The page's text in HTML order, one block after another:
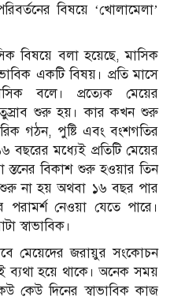
বিষয়ে ‘খোলামেলা’
বিষয়ে বলা হয়েছে, মাসিক
একটি বিষয়। প্রতি মাসে
বলে। প্রত্যেক মেয়ের
শুরু হয়। কার কখন শুরু
গঠন, পুষ্টি এবং বংশগতির
বছরের মধ্যেই প্রতিটি মেয়ের
বিকাশ শুরু হওয়ার তিন
শুরু না হয় অথবা ১৬ বছর পার
পরামর্শ নেওয়া যেতে পারে।
স্বাভাবিক।
মেয়েদের জরায়ুর সংকোচন
ব্যথা হয়ে থাকে। অনেক সময়
কেউ দিনের স্বাভাবিক কাজ